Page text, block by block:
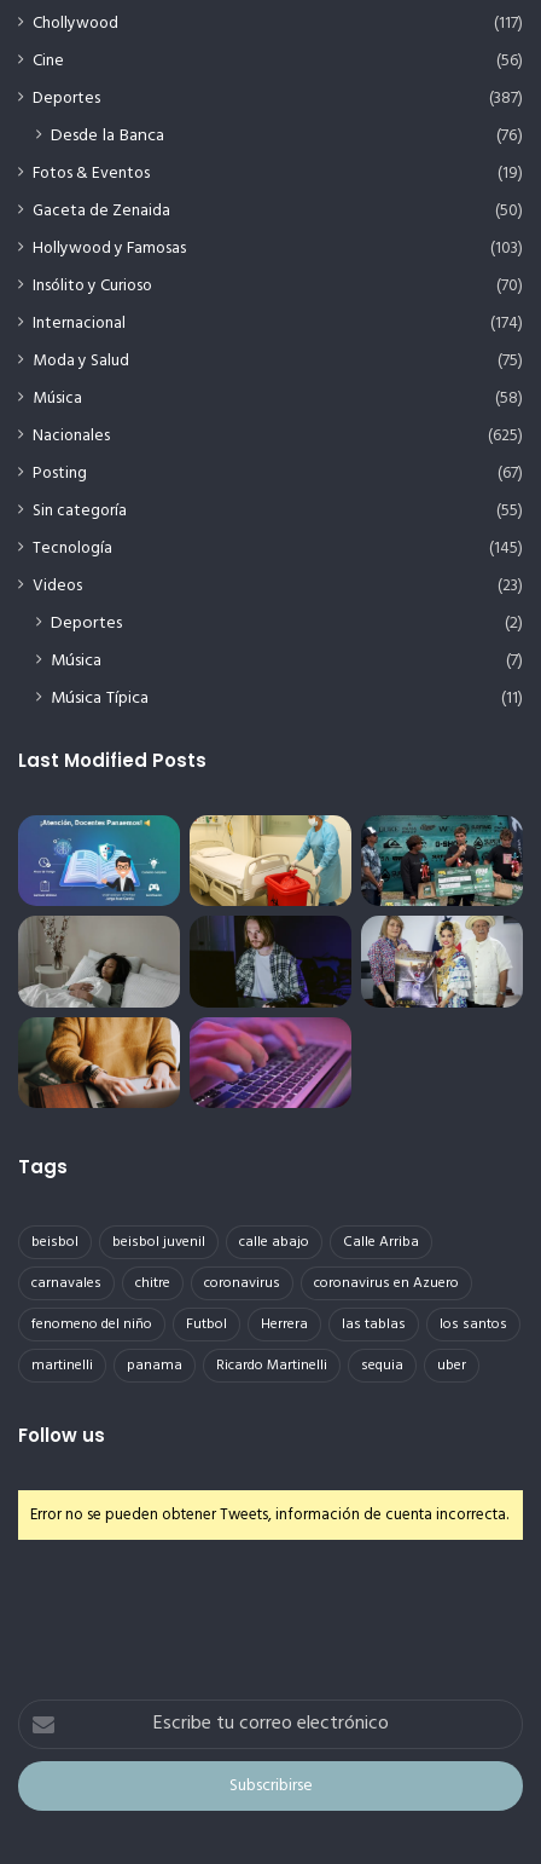
Chollywood
(117)
Cine
(56)
Deportes
(387)
Desde la Banca (76)
Fotos & Eventos
(19)
Gaceta de Zenaida
(50)
Hollywood y Famosas
(103)
Insólito y Curioso
(70)
Internacional
(174)
Moda y Salud
(75)
Música
(58)
Nacionales
(625)
Posting
(67)
Sin categoría
(55)
Tecnología
(145)
Videos
(23)
Deportes
(2)
Música
(7)
Música Típica
(11)
Last Modified Posts
Tags
beisbol beisbol juvenil calle abajo
Calle Arriba
carnavales
chitre coronavirus
coronavirus en Azuero
fenomeno del niño
Futbol Herrera las tablas
los santos
martinelli
panama Ricardo Martinelli sequia uber
Follow us
Error no se pueden obtener Tweets, información de cuenta incorrecta.
Escribe
correo
electrónico